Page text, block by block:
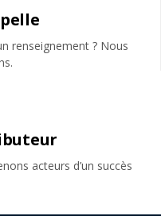
renseignement ? Nous
acteurs d’un succès